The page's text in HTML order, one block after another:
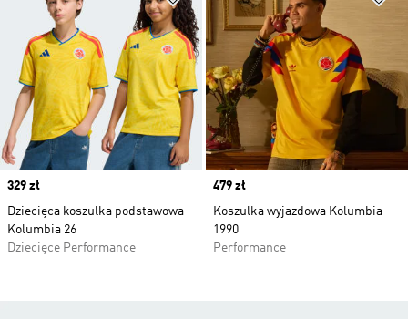
Price
329 zł
Dziecięca koszulka podstawowa
Kolumbia 26
Dziecięce Performance
Price
479 zł
Koszulka wyjazdowa Kolumbia
1990
Performance